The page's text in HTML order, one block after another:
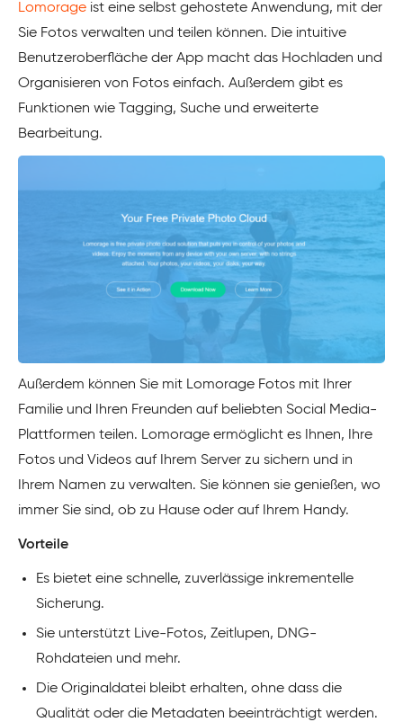
Lomorage ist eine selbst gehostete Anwendung, mit der
Sie Fotos verwalten und teilen können. Die intuitive
Benutzeroberfläche der App macht das Hochladen und
Organisieren von Fotos einfach. Außerdem gibt es
Funktionen wie Tagging, Suche und erweiterte
Bearbeitung.
Außerdem können Sie mit Lomorage Fotos mit Ihrer
Familie und Ihren Freunden auf beliebten Social Media-
Plattformen teilen. Lomorage ermöglicht es Ihnen, Ihre
Fotos und Videos auf Ihrem Server zu sichern und in
Ihrem Namen zu verwalten. Sie können sie genießen, wo
immer Sie sind, ob zu Hause oder auf Ihrem Handy.
Vorteile
Es bietet eine schnelle, zuverlässige inkrementelle
Sicherung.
Sie unterstützt Live-Fotos, Zeitlupen, DNG-
Rohdateien und mehr.
Die Originaldatei bleibt erhalten, ohne dass die
Qualität oder die Metadaten beeinträchtigt werden.